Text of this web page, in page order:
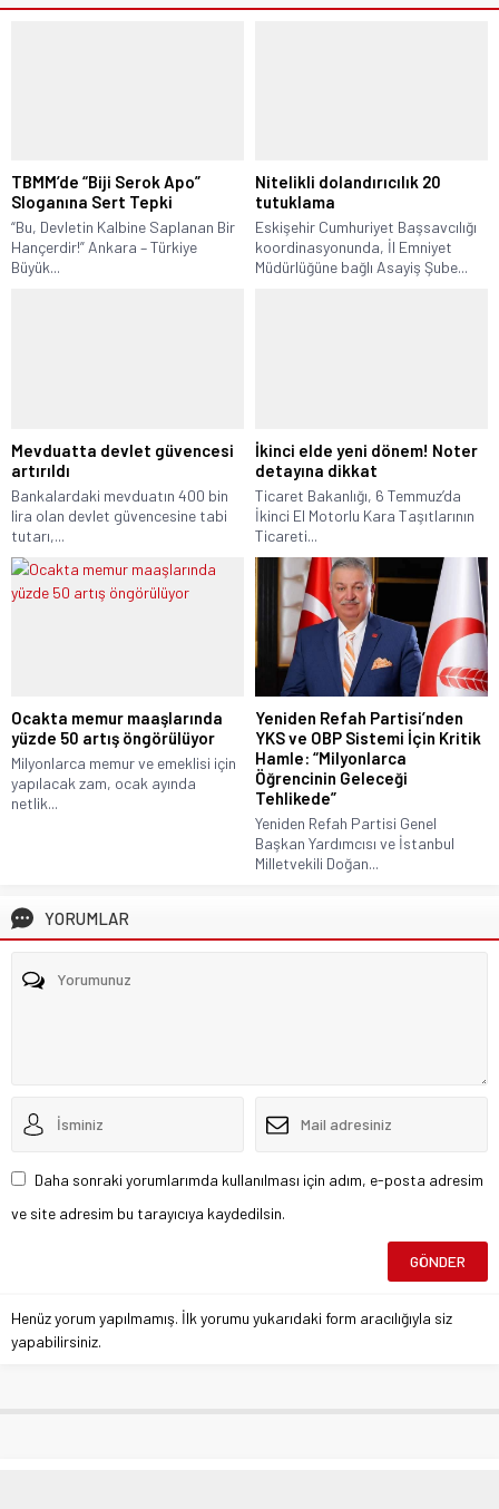
TBMM’de “Biji Serok Apo”
Sloganına Sert Tepki
“Bu, Devletin Kalbine Saplanan Bir
Hançerdir!” Ankara – Türkiye
Büyük...
Nitelikli dolandırıcılık 20
tutuklama
Eskişehir Cumhuriyet Başsavcılığı
koordinasyonunda, İl Emniyet
Müdürlüğüne bağlı Asayiş Şube...
Mevduatta devlet güvencesi
artırıldı
Bankalardaki mevduatın 400 bin
lira olan devlet güvencesine tabi
tutarı,...
İkinci elde yeni dönem! Noter
detayına dikkat
Ticaret Bakanlığı, 6 Temmuz’da
İkinci El Motorlu Kara Taşıtlarının
Ticareti...
Ocakta memur maaşlarında
yüzde 50 artış öngörülüyor
Milyonlarca memur ve emeklisi için
yapılacak zam, ocak ayında
netlik...
Yeniden Refah Partisi’nden
YKS ve OBP Sistemi İçin Kritik
Hamle: “Milyonlarca
Öğrencinin Geleceği
Tehlikede”
Yeniden Refah Partisi Genel
Başkan Yardımcısı ve İstanbul
Milletvekili Doğan...
YORUMLAR
Daha sonraki yorumlarımda kullanılması için adım, e-posta adresim
ve site adresim bu tarayıcıya kaydedilsin.
Henüz yorum yapılmamış. İlk yorumu yukarıdaki form aracılığıyla siz
yapabilirsiniz.